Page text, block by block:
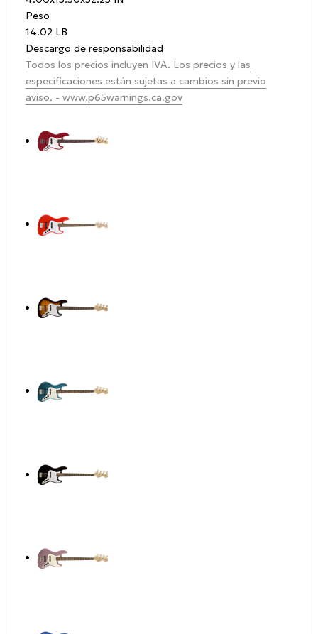
Peso
14.02 LB
Descargo de responsabilidad
Todos los precios incluyen IVA. Los precios y las
especificaciones están sujetas a cambios sin previo
aviso. - www.p65warnings.ca.gov